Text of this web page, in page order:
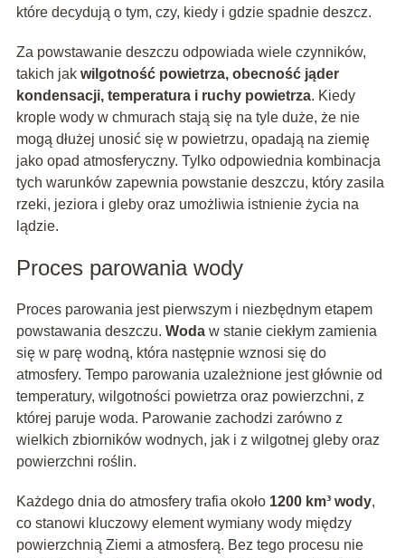
które decydują o tym, czy, kiedy i gdzie spadnie deszcz.
Za powstawanie deszczu odpowiada wiele czynników,
takich jak wilgotność powietrza, obecność jąder
kondensacji, temperatura i ruchy powietrza. Kiedy
krople wody w chmurach stają się na tyle duże, że nie
mogą dłużej unosić się w powietrzu, opadają na ziemię
jako opad atmosferyczny. Tylko odpowiednia kombinacja
tych warunków zapewnia powstanie deszczu, który zasila
rzeki, jeziora i gleby oraz umożliwia istnienie życia na
lądzie.
Proces parowania wody
Proces parowania jest pierwszym i niezbędnym etapem
powstawania deszczu. Wodaw stanie ciekłym zamienia
się w parę wodną, która następnie wznosi się do
atmosfery. Tempo parowania uzależnione jest głównie od
temperatury, wilgotności powietrza oraz powierzchni, z
której paruje woda. Parowanie zachodzi zarówno z
wielkich zbiorników wodnych, jak i z wilgotnej gleby oraz
powierzchni roślin.
Każdego dnia do atmosfery trafia około 1200 km³ wody,
co stanowi kluczowy element wymiany wody między
powierzchnią Ziemi a atmosferą. Bez tego procesu nie